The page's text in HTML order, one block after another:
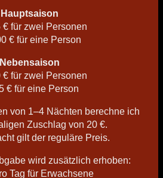
Hauptsaison
€ für zwei Personen
€ für eine Person
Nebensaison
€ für zwei Personen
€ für eine Person
von 1–4 Nächten berechne ich
Zuschlag von 20 €.
gilt der reguläre Preis.
wird zusätzlich erhoben:
Tag für Erwachsene